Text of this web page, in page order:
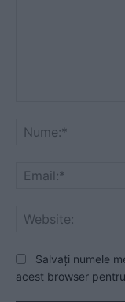
Salvați numele
acest browser